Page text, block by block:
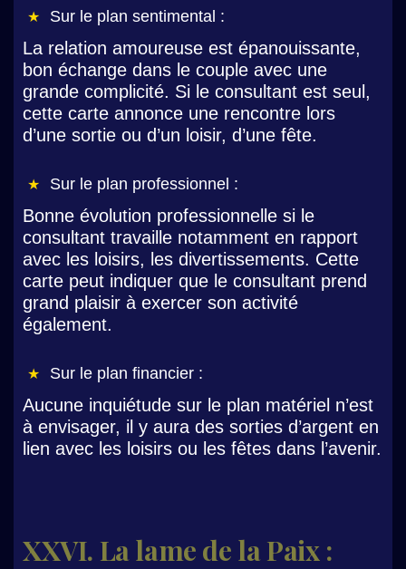
Sur le plan sentimental :
La relation amoureuse est épanouissante,
bon échange dans le couple avec une
grande complicité. Si le consultant est seul,
cette carte annonce une rencontre lors
d’une sortie ou d’un loisir, d’une fête.
Sur le plan professionnel :
Bonne évolution professionnelle si le
consultant travaille notamment en rapport
avec les loisirs, les divertissements. Cette
carte peut indiquer que le consultant prend
grand plaisir à exercer son activité
également.
Sur le plan financier :
Aucune inquiétude sur le plan matériel n’est
à envisager, il y aura des sorties d’argent en
lien avec les loisirs ou les fêtes dans l’avenir.
XXVI. La lame de la Paix :